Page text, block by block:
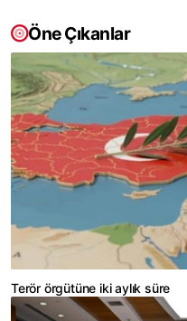
Öne Çıkanlar
Terör örgütüne iki aylık süre